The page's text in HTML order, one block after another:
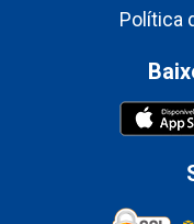
Política